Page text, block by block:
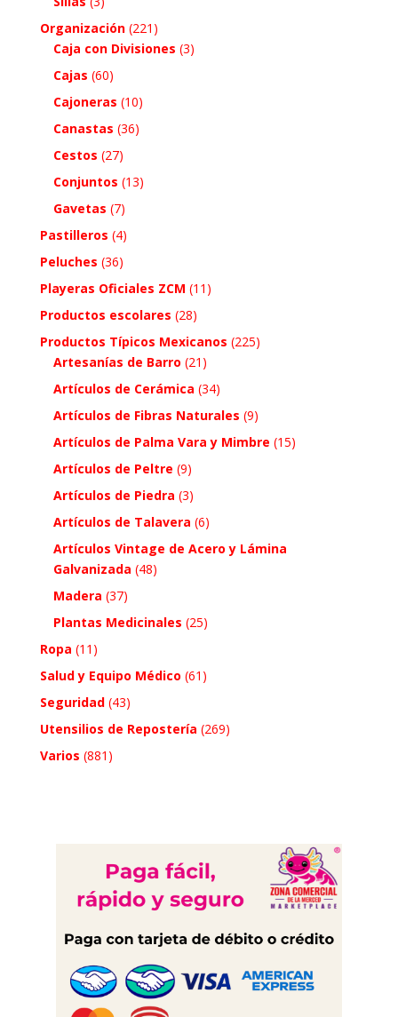
Organización (221)
Caja con Divisiones (3)
Cajas (60)
Cajoneras (10)
Canastas (36)
Cestos (27)
Conjuntos (13)
Gavetas (7)
Pastilleros (4)
Peluches (36)
Playeras Oficiales ZCM (11)
Productos escolares (28)
Productos Típicos Mexicanos (225)
Artesanías de Barro (21)
Artículos de Cerámica (34)
Artículos de Fibras Naturales (9)
Artículos de Palma Vara y Mimbre (15)
Artículos de Peltre (9)
Artículos de Piedra (3)
Artículos de Talavera (6)
Artículos Vintage de Acero y Lámina
Galvanizada (48)
Madera (37)
Plantas Medicinales (25)
Ropa (11)
Salud y Equipo Médico (61)
Seguridad (43)
Utensilios de Repostería (269)
Varios (881)